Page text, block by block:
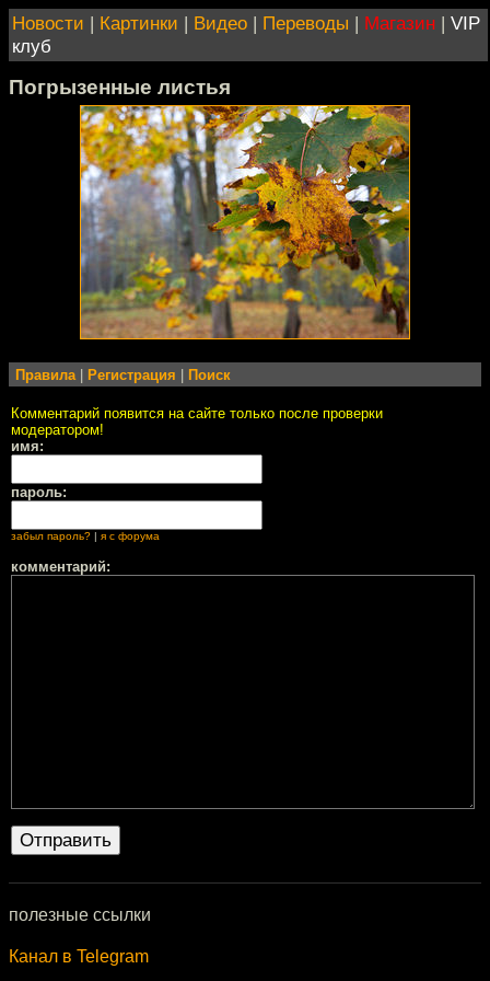
Новости | Картинки | Видео | Переводы | Магазин | VIP
клуб
Погрызенные листья
Правила Регистрация Поиск
Комментарий появится на сайте только после проверки
модератором!
имя:
пароль:
забыл пароль? | я с форума
комментарий:
полезные ссылки
Канал в Telegram